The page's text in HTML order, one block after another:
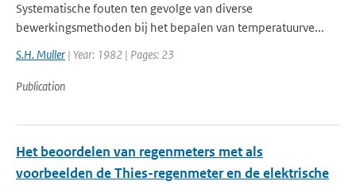
Systematische fouten ten gevolge van diverse
bewerkingsmethoden bij het bepalen van temperatuurve...
S.H. Muller | Year: 1982 | Pages: 23
Publication
Het beoordelen van regenmeters met als
voorbeelden de Thies-regenmeter en de elektrische